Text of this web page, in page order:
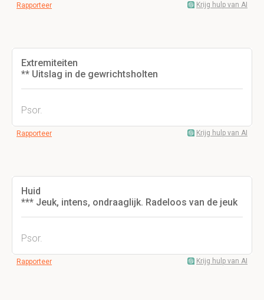
Rapporteer Krijg hulp van AI
Extremiteiten
** Uitslag in de gewrichtsholten
Psor.
Rapporteer Krijg hulp van AI
Huid
*** Jeuk, intens, ondraaglijk. Radeloos van de jeuk
Psor.
Rapporteer Krijg hulp van AI